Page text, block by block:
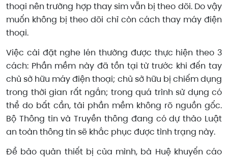
thoại nên trường hợp thay sim vẫn bị theo dõi. Do vậy
muốn không bị theo dõi chỉ còn cách thay máy điện
thoại.
Việc cài đặt nghe lén thường được thực hiện theo 3
cách: Phần mềm này đã tồn tại từ trước khi đến tay
chủ sở hữu máy điện thoại; chủ sở hữu bị chiếm dụng
trong thời gian rất ngắn; trong quá trình sử dụng có
thể do bất cẩn, tải phần mềm không rõ nguồn gốc.
Bộ Thông tin và Truyền thông đang có dự thảo Luật
an toàn thông tin sẽ khắc phục được tình trạng này.
Để bảo quản thiết bị của mình, bà Huệ khuyến cáo